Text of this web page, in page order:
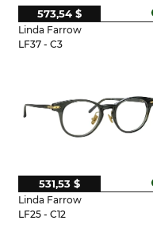
Linda Farrow
LF37 - C3
573,54 $
Linda Farrow
LF25 - C12
531,53 $